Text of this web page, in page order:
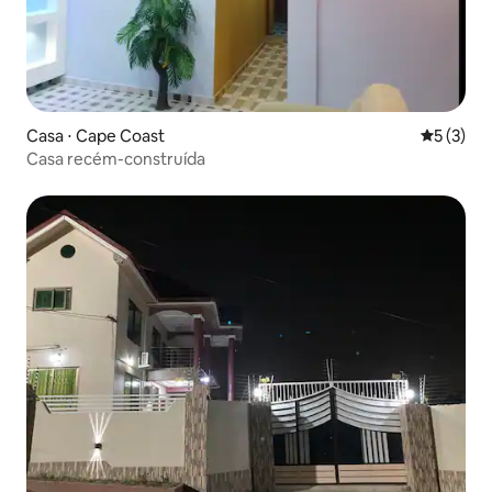
Casa ⋅ Cape Coast 5 de
5 (3)
Casa recém-construída